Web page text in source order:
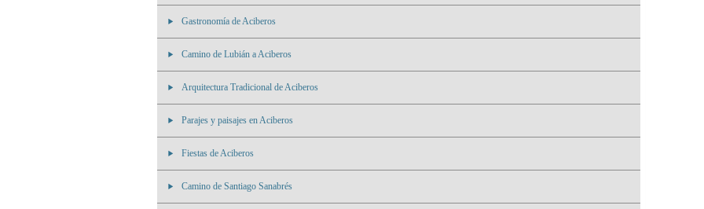
Gastronomía de Aciberos
Camino de Lubián a Aciberos
Arquitectura Tradicional de Aciberos
Parajes y paisajes en Aciberos
Fiestas de Aciberos
Camino de Santiago Sanabrés